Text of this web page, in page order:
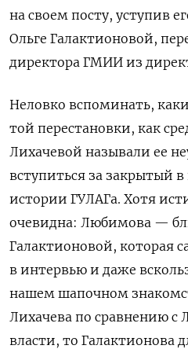
на своем посту, уступив
Ольге Галактионовой,
директора ГМИИ из
Неловко вспоминать,
той перестановки, как
Лихачевой называли ее
вступиться за закрытый
истории ГУЛАГа. Хотя
очевидна: Любимова —
Галактионовой, которая
в интервью и даже
нашем шапочном
Лихачева по сравнению с
власти, то Галактионова